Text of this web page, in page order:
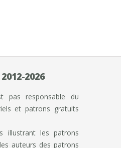
2026
pas responsable du
et patrons gratuits
illustrant les patrons
auteurs des patrons